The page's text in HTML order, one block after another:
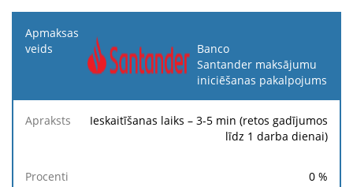
Banco
Santander maksājumu
iniciēšanas pakalpojums
Ieskaitīšanas laiks – 3-5 min (retos gadījumos
līdz 1 darba dienai)
0 %